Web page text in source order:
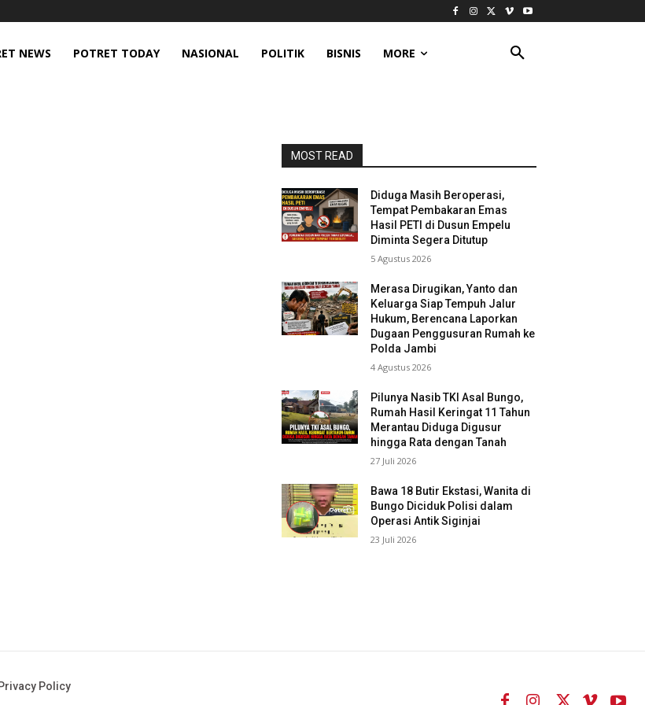
NEWS POTRET TODAY NASIONAL POLITIK BISNIS MORE
MOST READ
Diduga Masih Beroperasi,
Tempat Pembakaran Emas
Hasil PETI di Dusun Empelu
Diminta Segera Ditutup
5 Agustus 2026
Merasa Dirugikan, Yanto dan
Keluarga Siap Tempuh Jalur
Hukum, Berencana Laporkan
Dugaan Penggusuran Rumah ke
Polda Jambi
4 Agustus 2026
Pilunya Nasib TKI Asal Bungo,
Rumah Hasil Keringat 11 Tahun
Merantau Diduga Digusur
hingga Rata dengan Tanah
27 Juli 2026
Bawa 18 Butir Ekstasi, Wanita di
Bungo Diciduk Polisi dalam
Operasi Antik Siginjai
23 Juli 2026
Privacy Policy